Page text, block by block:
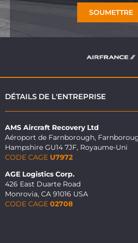
SOUMETTRE
DÉTAILS DE L'ENTREPRISE
AMS Aircraft Recovery Ltd
Aéroport de Farnborough,
Hampshire GU14 7JF, Royaume-Uni
CODE CAGE U7972
AGE Logistics Corp.
426 East Duarte Road
Monrovia, CA 91016 USA
CODE CAGE 02708